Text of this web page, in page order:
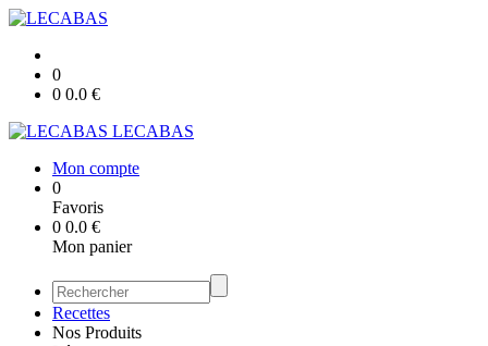
0
0 0.0 €
LECABAS
Mon compte
0
Favoris
0 0.0 €
Mon panier
Recettes
Nos Produits